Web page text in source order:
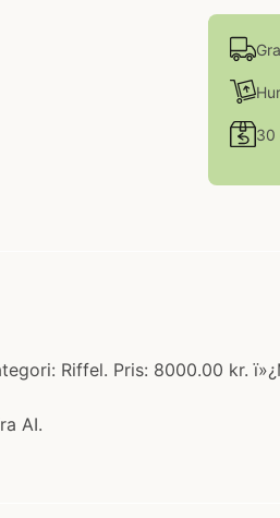
30
Riffel. Pris: 8000.00 kr.
AI.